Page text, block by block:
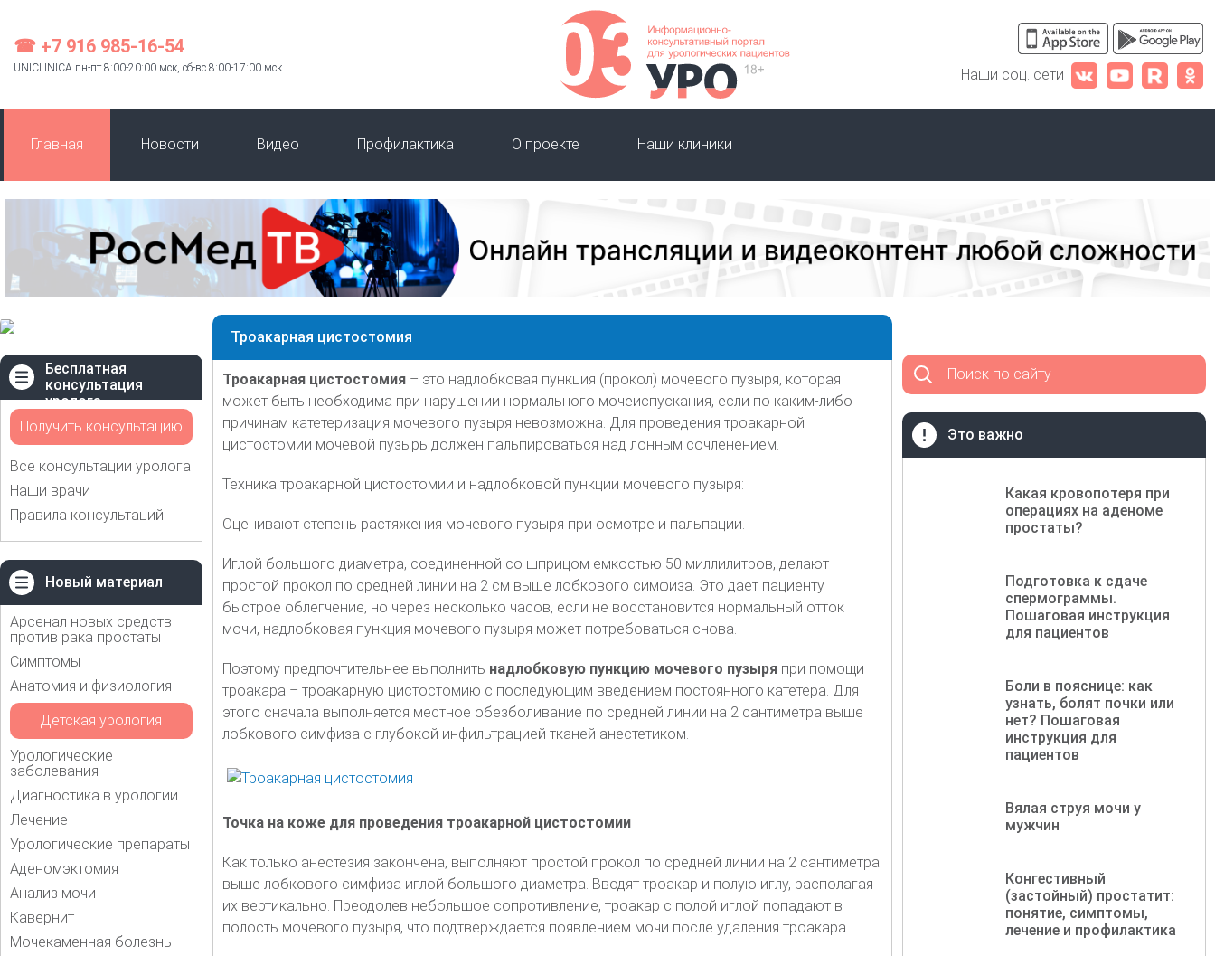
☎ +7 916 985-16-54
UNICLINICA пн-пт 8:00-20:00 мск, сб-вс 8:00-17:00 мск Наши соц. сети
Главная Новости Видео Профилактика О проекте Наши клиники
Бесплатная
консультация
уролога
Получить консультацию
Все консультации уролога
Наши врачи
Правила консультаций
Новый материал
Арсенал новых средств
против рака простаты
Симптомы
Анатомия и физиология
Детская урология
Урологические
заболевания
Диагностика в урологии
Лечение
Урологические препараты
Аденомэктомия
Анализ мочи
Кавернит
Мочекаменная болезнь
Троакарная цистостомия
Троакарная цистостомия– это надлобковая пункция (прокол) мочевого пузыря, которая
может быть необходима при нарушении нормального мочеиспускания, если по каким-либо
причинам катетеризация мочевого пузыря невозможна. Для проведения троакарной
цистостомии мочевой пузырь должен пальпироваться над лонным сочленением.
Техника троакарной цистостомии и надлобковой пункции мочевого пузыря:
Оценивают степень растяжения мочевого пузыря при осмотре и пальпации.
Иглой большого диаметра, соединенной со шприцом емкостью 50 миллилитров, делают
простой прокол по средней линии на 2 см выше лобкового симфиза. Это дает пациенту
быстрое облегчение, но через несколько часов, если не восстановится нормальный отток
мочи, надлобковая пункция мочевого пузыря может потребоваться снова.
Поэтому предпочтительнее выполнить надлобковую пункцию мочевого пузыряпри помощи
троакара – троакарную цистостомию с последующим введением постоянного катетера. Для
этого сначала выполняется местное обезболивание по средней линии на 2 сантиметра выше
лобкового симфиза с глубокой инфильтрацией тканей анестетиком.
Точка на коже для проведения троакарной цистостомии
Как только анестезия закончена, выполняют простой прокол по средней линии на 2 сантиметра
выше лобкового симфиза иглой большого диаметра. Вводят троакар и полую иглу, располагая
их вертикально. Преодолев небольшое сопротивление, троакар с полой иглой попадают в
полость мочевого пузыря, что подтверждается появлением мочи после удаления троакара.
Поиск по сайту
Это важно
Какая кровопотеря при
операциях на аденоме
простаты?
Подготовка к сдаче
спермограммы.
Пошаговая инструкция
для пациентов
Боли в пояснице: как
узнать, болят почки или
нет? Пошаговая
инструкция для
пациентов
Вялая струя мочи у
мужчин
Конгестивный
(застойный) простатит:
понятие, симптомы,
лечение и профилактика